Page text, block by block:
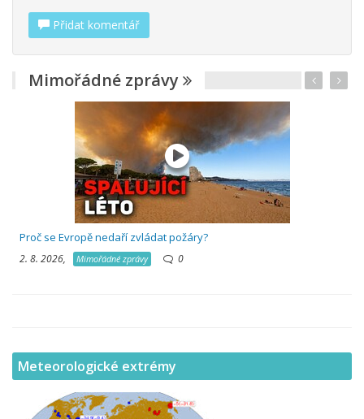
Přidat komentář
Mimořádné zprávy
Proč se Evropě nedaří zvládat požáry?
2. 8. 2026, Mimořádné zprávy 0
Meteorologické extrémy